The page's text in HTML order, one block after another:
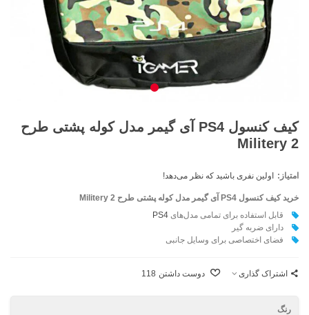
کیف کنسول PS4 آی گیمر مدل کوله پشتی طرح
Militery 2
امتیاز: اولین نفری باشید که نظر می‌دهد!
خرید کیف کنسول PS4 آی گیمر مدل کوله پشتی طرح
Militery 2
قابل استفاده برای تمامی مدل‌هایPS4
دارای ضربه گير
فضای اختصاصی برای وسايل جانبی
اشتراک گذاری دوست داشتن 118
رنگ